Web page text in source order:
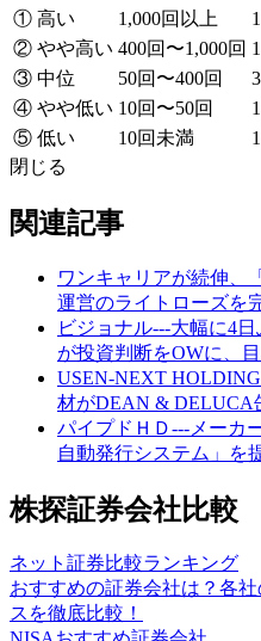
① 高い
1,000回以上
② やや高い 400回〜1,000回
③ 中位
50回〜400回
④ やや低い 10回〜50回
⑤ 低い
10回未満
閉じる
関連記事
ワンキャリアが続伸、
運営のライトローズを
ビジョナル---大幅に4
が投資判断をOWに、
USEN-NEXT
材がDEAN & DELUCA
パイプドＨＤ---メーカ
自動発行システム」を
株探証券会社比較
ネット証券比較ランキング
おすすめの証券会社は？各
スを徹底比較！